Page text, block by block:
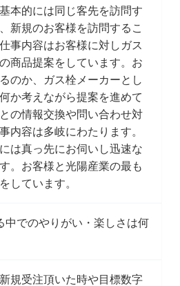
本的には同じ客先を訪問す
新規のお客様を訪問するこ
事内容はお客様に対しガス
商品提案をしています。お
のか、ガス栓メーカーとし
か考えながら提案を進めて
の情報交換や問い合わせ対
内容は多岐にわたります。
は真っ先にお伺いし迅速な
。お客様と光陽産業の最も
しています。
でのやりがい・楽しさは何
規受注頂いた時や目標数字